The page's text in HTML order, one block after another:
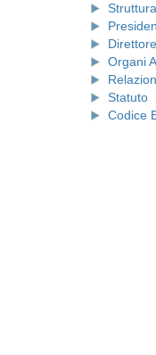
Struttura
Organi
Statuto
Codice